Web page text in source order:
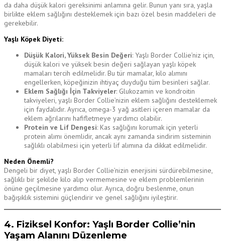
da daha düşük kalori gereksinimi anlamına gelir. Bunun yanı sıra, yaşla
birlikte eklem sağlığını desteklemek için bazı özel besin maddeleri de
gerekebilir.
Yaşlı Köpek Diyeti:
Düşük Kalori, Yüksek Besin Değeri: Yaşlı Border Collie’niz için,
düşük kalori ve yüksek besin değeri sağlayan yaşlı köpek
mamaları tercih edilmelidir. Bu tür mamalar, kilo alımını
engellerken, köpeğinizin ihtiyaç duyduğu tüm besinleri sağlar.
Eklem Sağlığı İçin Takviyeler: Glukozamin ve kondroitin
takviyeleri, yaşlı Border Collie’nizin eklem sağlığını desteklemek
için faydalıdır. Ayrıca, omega-3 yağ asitleri içeren mamalar da
eklem ağrılarını hafifletmeye yardımcı olabilir.
Protein ve Lif Dengesi: Kas sağlığını korumak için yeterli
protein alımı önemlidir, ancak aynı zamanda sindirim sisteminin
sağlıklı olabilmesi için yeterli lif alımına da dikkat edilmelidir.
Neden Önemli?
Dengeli bir diyet, yaşlı Border Collie’nizin enerjisini sürdürebilmesine,
sağlıklı bir şekilde kilo alıp vermemesine ve eklem problemlerinin
önüne geçilmesine yardımcı olur. Ayrıca, doğru beslenme, onun
bağışıklık sistemini güçlendirir ve genel sağlığını iyileştirir.
4. Fiziksel Konfor: Yaşlı Border Collie’nin
Yaşam Alanını Düzenleme